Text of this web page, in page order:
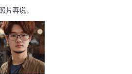
片再说。